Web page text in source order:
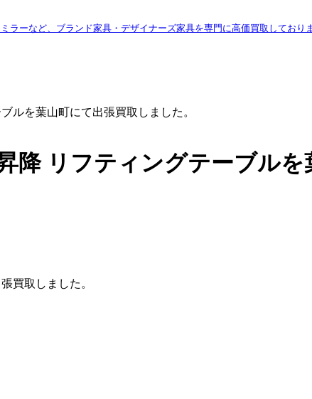
ラーなど、ブランド家具・デザイナーズ家具を専門に高価買取しておりま
ルを葉山町にて出張買取しました。
降 リフティングテーブル
買取しました。